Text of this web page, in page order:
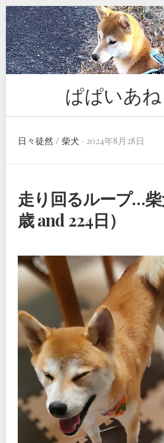
Skip
to
content
ぱぱいあね
日々徒然 / 柴犬 · 2024年8月28日
走り回るループ…
歳 and 224日）